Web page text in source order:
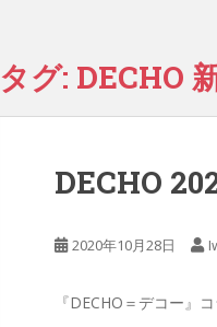
タグ: DECHO
DECHO
2020年10月28日
『DECHO＝デコー』